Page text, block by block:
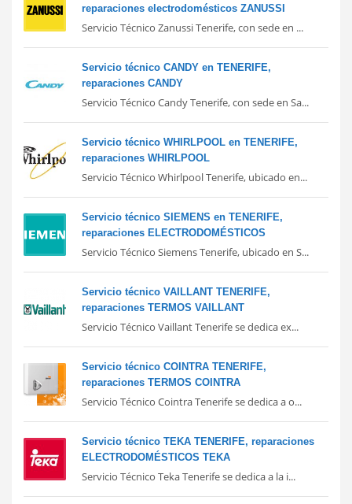
reparaciones electrodomésticos ZANUSSI
Servicio Técnico Zanussi Tenerife, con sede en ...
Servicio técnico CANDY en TENERIFE,
reparaciones CANDY
Servicio Técnico Candy Tenerife, con sede en Sa...
Servicio técnico WHIRLPOOL en TENERIFE,
reparaciones WHIRLPOOL
Servicio Técnico Whirlpool Tenerife, ubicado en...
Servicio técnico SIEMENS en TENERIFE,
reparaciones ELECTRODOMÉSTICOS
Servicio Técnico Siemens Tenerife, ubicado en S...
Servicio técnico VAILLANT TENERIFE,
reparaciones TERMOS VAILLANT
Servicio Técnico Vaillant Tenerife se dedica ex...
Servicio técnico COINTRA TENERIFE,
reparaciones TERMOS COINTRA
Servicio Técnico Cointra Tenerife se dedica a o...
Servicio técnico TEKA TENERIFE, reparaciones
ELECTRODOMÉSTICOS TEKA
Servicio Técnico Teka Tenerife se dedica a la i...